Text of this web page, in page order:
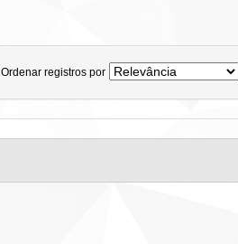
Ordenar registros por